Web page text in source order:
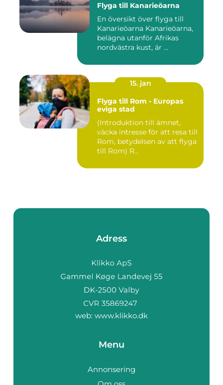
Flyga till Kanarieöarna
En översikt över flyga till
Kanarieöarna Kanarieöarna,
belägna utanför Afrikas
nordvästra kust, är ...
15. jan
Flyga till Rom - Europas
eviga stad
(Introduktion till ämnet,
väcka intresse för att resa till
Rom, betydelsen av att flyga
till Rom) R...
Adress
web: www.klikko.dk
Menu
Annonsering